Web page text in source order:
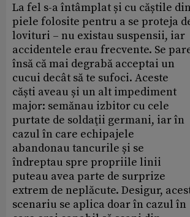
La fel s-a întâmplat și cu căștile
piele folosite pentru a se proteja
lovituri – nu existau suspensii, iar
accidentele erau frecvente. Se
însă că mai degrabă acceptai un
cucui decât să te sufoci. Aceste
căști aveau și un alt impediment
major: semănau izbitor cu cele
purtate de soldaţii germani, iar în
cazul în care echipajele
abandonau tancurile și se
îndreptau spre propriile linii
puteau avea parte de surprize
extrem de neplăcute. Desigur,
scenariu se aplica doar în cazul în